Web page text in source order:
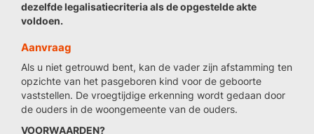
dezelfde legalisatiecriteria als de opgestelde akte
voldoen.
Aanvraag
Als u niet getrouwd bent, kan de vader zijn afstamming ten
opzichte van het pasgeboren kind voor de geboorte
vaststellen. De vroegtijdige erkenning wordt gedaan door
de ouders in de woongemeente van de ouders.
VOORWAARDEN?